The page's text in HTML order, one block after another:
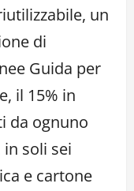
un
di
Guida per
il 15% in
da ognuno
soli sei
e cartone